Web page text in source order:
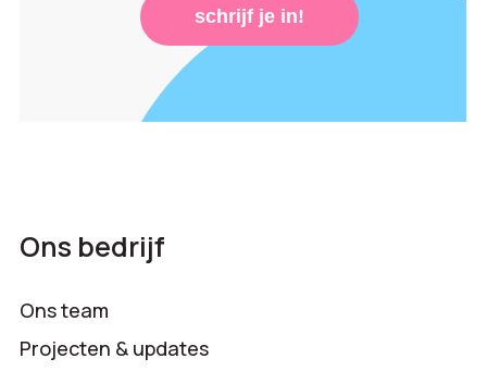
schrijf je in!
Ons bedrijf
Ons team
Projecten & updates